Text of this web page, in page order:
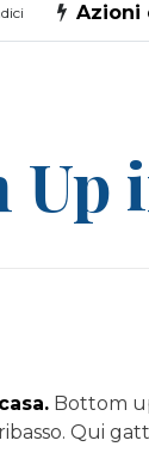
Azioni
Bottom
Qui